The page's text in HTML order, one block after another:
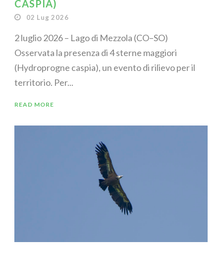
CASPIA)
02 Lug 2026
2 luglio 2026 – Lago di Mezzola (CO–SO)
Osservata la presenza di 4 sterne maggiori
(Hydroprogne caspia), un evento di rilievo per il
territorio. Per...
READ MORE